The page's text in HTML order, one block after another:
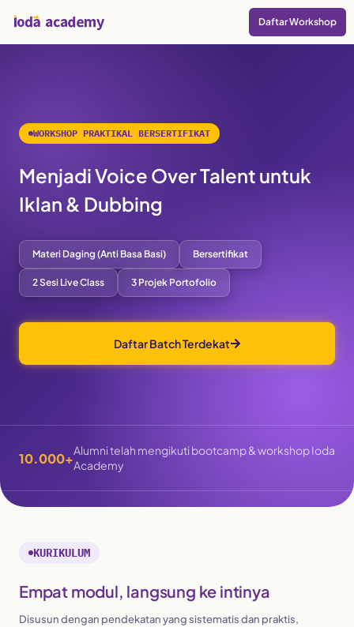
Hari Jam KLAIM PROMO
Daftar Workshop
WORKSHOP PRAKTIKAL BERSERTIFIKAT
Menjadi Voice Over Talent untuk
Iklan & Dubbing
Materi Daging (Anti Basa Basi) Bersertifikat
2 Sesi Live Class 3 Projek Portofolio
Daftar Batch Terdekat
10.000+Alumni telah mengikuti bootcamp & workshop Ioda
Academy
KURIKULUM
Empat modul, langsung ke intinya
Disusun dengan pendekatan yang sistematis dan praktis,